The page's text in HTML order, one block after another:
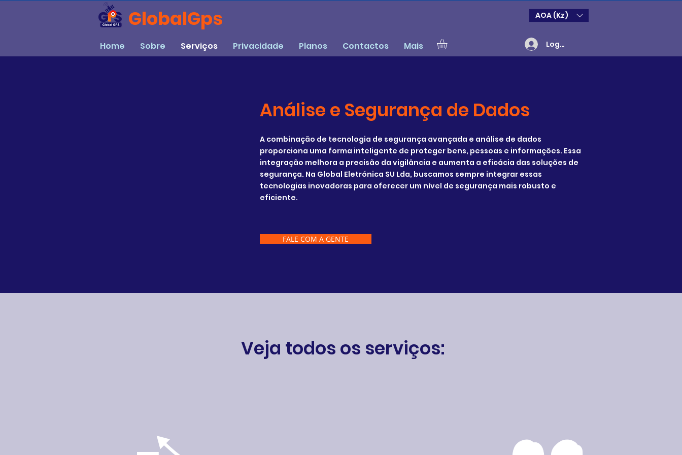
GlobalGps AOA (Kz)
Home Sobre Serviços Privacidade Planos Contactos Mais Login
Análise e Segurança de Dados
A combinação de tecnologia de segurança avançada e análise de dados
proporciona uma forma inteligente de proteger bens, pessoas e informações. Essa
integração melhora a precisão da vigilância e aumenta a eficácia das soluções de
segurança. Na Global Eletrónica SU Lda, buscamos sempre integrar essas
tecnologias inovadoras para oferecer um nível de segurança mais robusto e
eficiente.
FALE COM A GENTE
Veja todos os serviços: